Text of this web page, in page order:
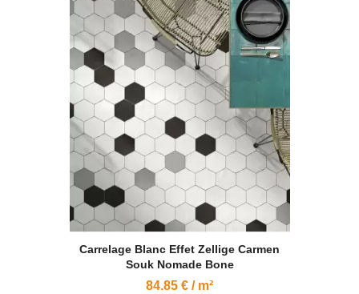
Carrelage Blanc Effet Zellige Carmen
Souk Nomade Bone
84.85 € / m²